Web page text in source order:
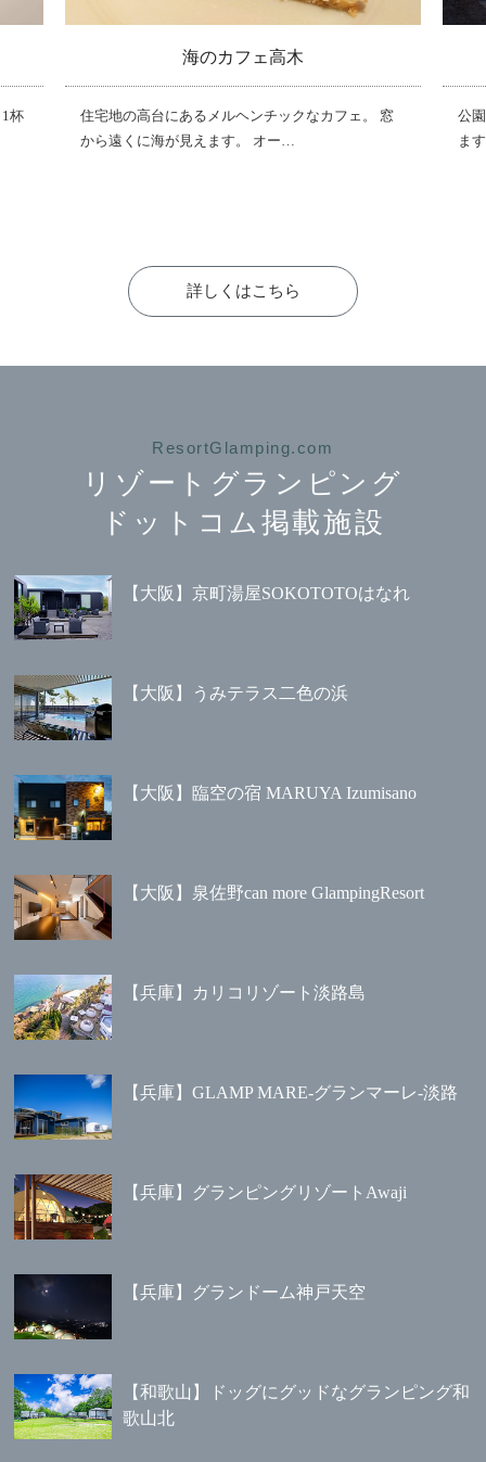
杯
海のカフェ高木
住宅地の高台にあるメルヘンチックなカフェ。 窓
から遠くに海が見えます。 オー…
公
ま
詳しくはこちら
ResortGlamping.com
リゾートグランピング
ドットコム掲載施設
【大阪】京町湯屋SOKOTOTOはなれ
【大阪】うみテラス二色の浜
【大阪】臨空の宿 MARUYA Izumisano
【大阪】泉佐野can more GlampingResort
【兵庫】カリコリゾート淡路島
【兵庫】GLAMP MARE-グランマーレ-淡路
【兵庫】グランピングリゾートAwaji
【兵庫】グランドーム神戸天空
【和歌山】ドッグにグッドなグランピング和
歌山北